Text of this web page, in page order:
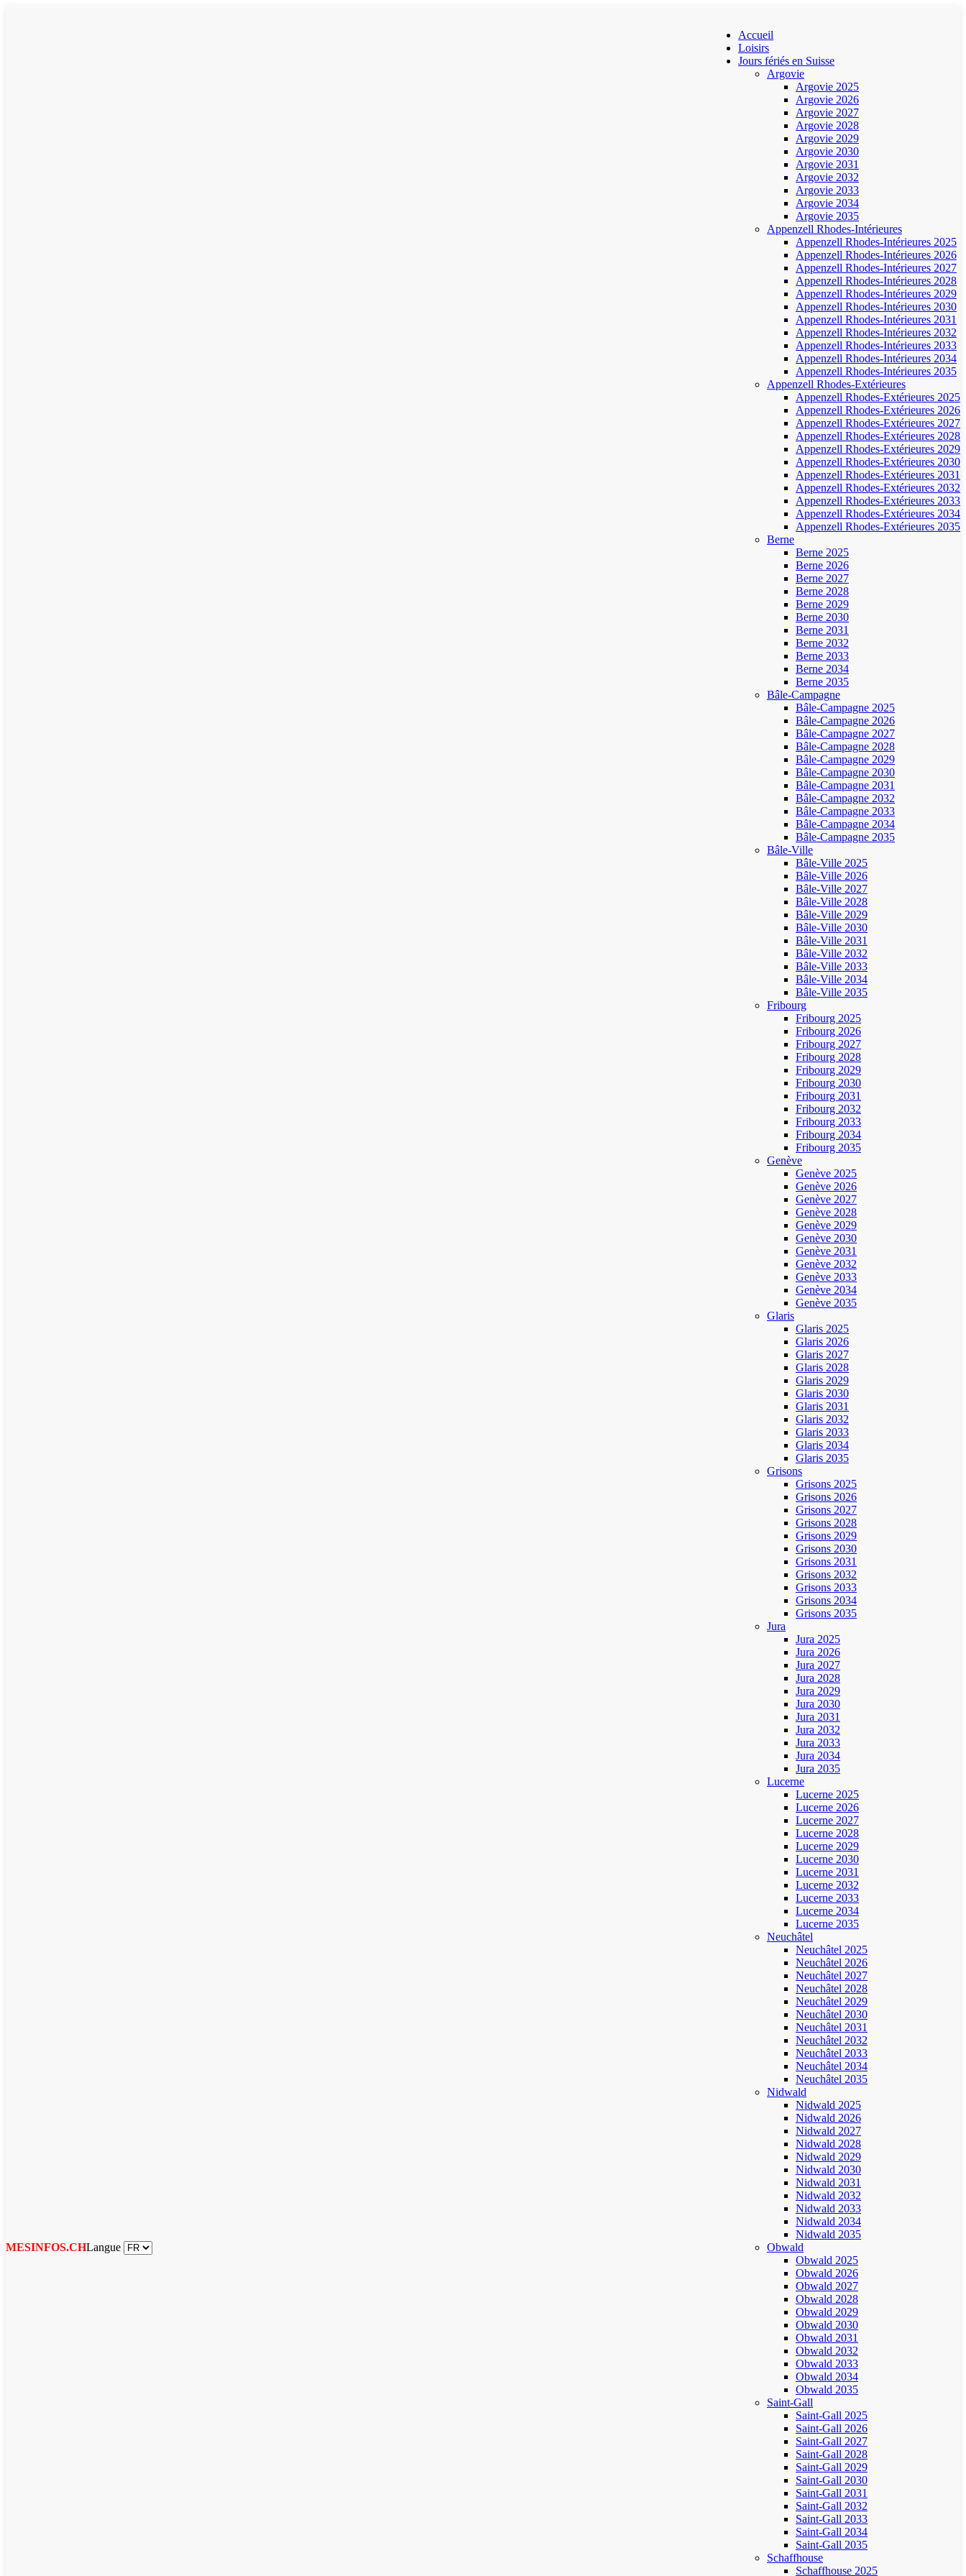
MESINFOS.CHLangue
Accueil
Loisirs
Jours fériés en Suisse
Argovie
Argovie 2025
Argovie 2026
Argovie 2027
Argovie 2028
Argovie 2029
Argovie 2030
Argovie 2031
Argovie 2032
Argovie 2033
Argovie 2034
Argovie 2035
Appenzell Rhodes-Intérieures
Appenzell Rhodes-Intérieures 2025
Appenzell Rhodes-Intérieures 2026
Appenzell Rhodes-Intérieures 2027
Appenzell Rhodes-Intérieures 2028
Appenzell Rhodes-Intérieures 2029
Appenzell Rhodes-Intérieures 2030
Appenzell Rhodes-Intérieures 2031
Appenzell Rhodes-Intérieures 2032
Appenzell Rhodes-Intérieures 2033
Appenzell Rhodes-Intérieures 2034
Appenzell Rhodes-Intérieures 2035
Appenzell Rhodes-Extérieures
Appenzell Rhodes-Extérieures 2025
Appenzell Rhodes-Extérieures 2026
Appenzell Rhodes-Extérieures 2027
Appenzell Rhodes-Extérieures 2028
Appenzell Rhodes-Extérieures 2029
Appenzell Rhodes-Extérieures 2030
Appenzell Rhodes-Extérieures 2031
Appenzell Rhodes-Extérieures 2032
Appenzell Rhodes-Extérieures 2033
Appenzell Rhodes-Extérieures 2034
Appenzell Rhodes-Extérieures 2035
Berne
Berne 2025
Berne 2026
Berne 2027
Berne 2028
Berne 2029
Berne 2030
Berne 2031
Berne 2032
Berne 2033
Berne 2034
Berne 2035
Bâle-Campagne
Bâle-Campagne 2025
Bâle-Campagne 2026
Bâle-Campagne 2027
Bâle-Campagne 2028
Bâle-Campagne 2029
Bâle-Campagne 2030
Bâle-Campagne 2031
Bâle-Campagne 2032
Bâle-Campagne 2033
Bâle-Campagne 2034
Bâle-Campagne 2035
Bâle-Ville
Bâle-Ville 2025
Bâle-Ville 2026
Bâle-Ville 2027
Bâle-Ville 2028
Bâle-Ville 2029
Bâle-Ville 2030
Bâle-Ville 2031
Bâle-Ville 2032
Bâle-Ville 2033
Bâle-Ville 2034
Bâle-Ville 2035
Fribourg
Fribourg 2025
Fribourg 2026
Fribourg 2027
Fribourg 2028
Fribourg 2029
Fribourg 2030
Fribourg 2031
Fribourg 2032
Fribourg 2033
Fribourg 2034
Fribourg 2035
Genève
Genève 2025
Genève 2026
Genève 2027
Genève 2028
Genève 2029
Genève 2030
Genève 2031
Genève 2032
Genève 2033
Genève 2034
Genève 2035
Glaris
Glaris 2025
Glaris 2026
Glaris 2027
Glaris 2028
Glaris 2029
Glaris 2030
Glaris 2031
Glaris 2032
Glaris 2033
Glaris 2034
Glaris 2035
Grisons
Grisons 2025
Grisons 2026
Grisons 2027
Grisons 2028
Grisons 2029
Grisons 2030
Grisons 2031
Grisons 2032
Grisons 2033
Grisons 2034
Grisons 2035
Jura
Jura 2025
Jura 2026
Jura 2027
Jura 2028
Jura 2029
Jura 2030
Jura 2031
Jura 2032
Jura 2033
Jura 2034
Jura 2035
Lucerne
Lucerne 2025
Lucerne 2026
Lucerne 2027
Lucerne 2028
Lucerne 2029
Lucerne 2030
Lucerne 2031
Lucerne 2032
Lucerne 2033
Lucerne 2034
Lucerne 2035
Neuchâtel
Neuchâtel 2025
Neuchâtel 2026
Neuchâtel 2027
Neuchâtel 2028
Neuchâtel 2029
Neuchâtel 2030
Neuchâtel 2031
Neuchâtel 2032
Neuchâtel 2033
Neuchâtel 2034
Neuchâtel 2035
Nidwald
Nidwald 2025
Nidwald 2026
Nidwald 2027
Nidwald 2028
Nidwald 2029
Nidwald 2030
Nidwald 2031
Nidwald 2032
Nidwald 2033
Nidwald 2034
Nidwald 2035
Obwald
Obwald 2025
Obwald 2026
Obwald 2027
Obwald 2028
Obwald 2029
Obwald 2030
Obwald 2031
Obwald 2032
Obwald 2033
Obwald 2034
Obwald 2035
Saint-Gall
Saint-Gall 2025
Saint-Gall 2026
Saint-Gall 2027
Saint-Gall 2028
Saint-Gall 2029
Saint-Gall 2030
Saint-Gall 2031
Saint-Gall 2032
Saint-Gall 2033
Saint-Gall 2034
Saint-Gall 2035
Schaffhouse
Schaffhouse 2025